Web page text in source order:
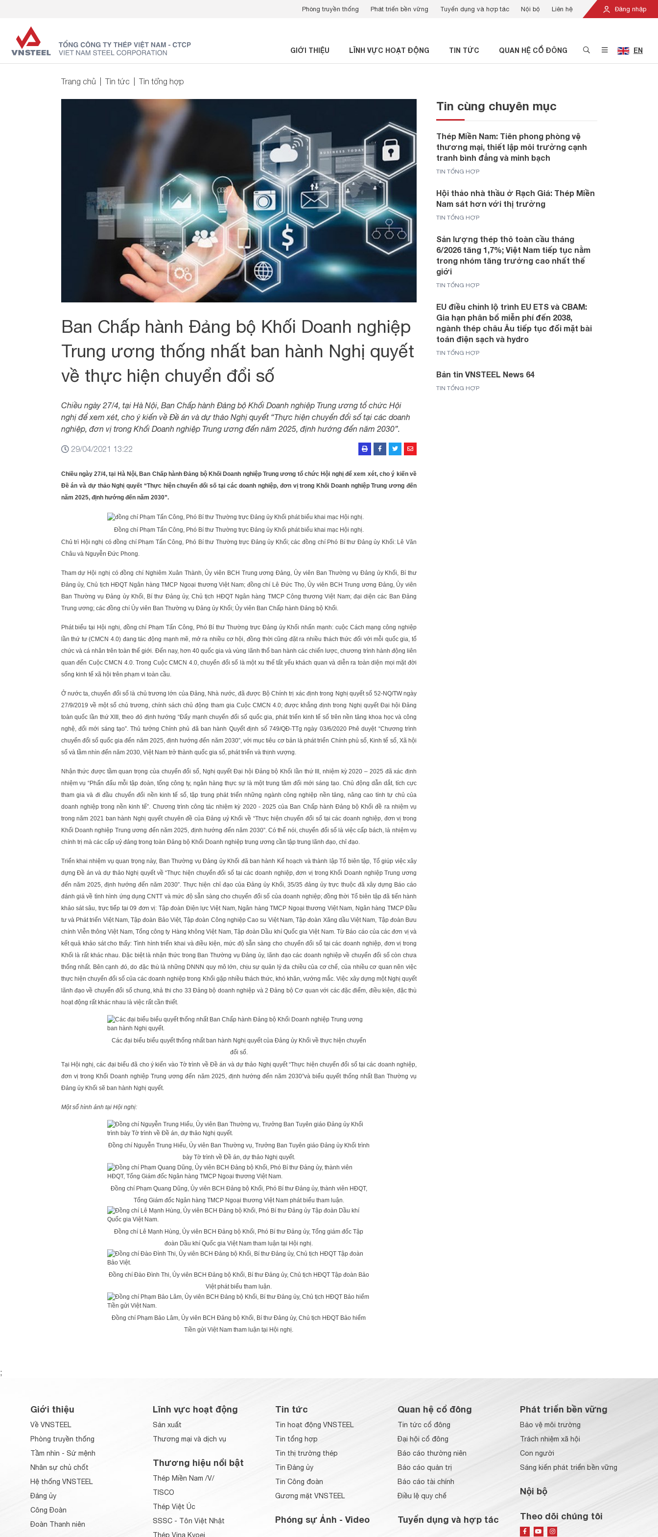
Đăng nhập
Phòng truyền thống Phát triển bền vững Tuyển dụng và hợp tác Nội bộ Liên hệ
GIỚI THIỆU LĨNH VỰC HOẠT ĐỘNG TIN TỨC QUAN HỆ CỔ ĐÔNG EN
Trang chủ Tin tức Tin tổng hợp
Ban Chấp hành Đảng bộ Khối Doanh nghiệp
Trung ương thống nhất ban hành Nghị quyết
về thực hiện chuyển đổi số
Chiều ngày 27/4, tại Hà Nội, Ban Chấp hành Đảng bộ Khối Doanh nghiệp Trung ương tổ chức Hội
nghị để xem xét, cho ý kiến về Đề án và dự thảo Nghị quyết “Thực hiện chuyển đổi số tại các doanh
nghiệp, đơn vị trong Khối Doanh nghiệp Trung ương đến năm 2025, định hướng đến năm 2030”.
29/04/2021 13:22
Chiều ngày 27/4, tại Hà Nội, Ban Chấp hành Đảng bộ Khối Doanh nghiệp Trung ương tổ chức Hội nghị để xem xét, cho ý kiến về
Đề án và dự thảo Nghị quyết “Thực hiện chuyển đổi số tại các doanh nghiệp, đơn vị trong Khối Doanh nghiệp Trung ương đến
năm 2025, định hướng đến năm 2030”.
Đồng chí Phạm Tấn Công, Phó Bí thư Thường trực Đảng ủy Khối phát biểu khai mạc Hội nghị.
Chủ trì Hội nghị có đồng chí Phạm Tấn Công, Phó Bí thư Thường trực Đảng ủy Khối; các đồng chí Phó Bí thư Đảng ủy Khối: Lê Văn
Châu và Nguyễn Đức Phong.
Tham dự Hội nghị có đồng chí Nghiêm Xuân Thành, Ủy viên BCH Trung ương Đảng, Ủy viên Ban Thường vụ Đảng ủy Khối, Bí thư
Đảng ủy, Chủ tịch HĐQT Ngân hàng TMCP Ngoại thương Việt Nam; đồng chí Lê Đức Thọ, Ủy viên BCH Trung ương Đảng, Ủy viên
Ban Thường vụ Đảng ủy Khối, Bí thư Đảng ủy, Chủ tịch HĐQT Ngân hàng TMCP Công thương Việt Nam; đại diện các Ban Đảng
Trung ương; các đồng chí Ủy viên Ban Thường vụ Đảng ủy Khối; Ủy viên Ban Chấp hành Đảng bộ Khối.
Phát biểu tại Hội nghị, đồng chí Phạm Tấn Công, Phó Bí thư Thường trực Đảng ủy Khối nhấn mạnh: cuộc Cách mạng công nghiệp
lần thứ tư (CMCN 4.0) đang tác động mạnh mẽ, mở ra nhiều cơ hội, đồng thời cũng đặt ra nhiều thách thức đối với mỗi quốc gia, tổ
chức và cá nhân trên toàn thế giới. Đến nay, hơn 40 quốc gia và vùng lãnh thổ ban hành các chiến lược, chương trình hành động liên
quan đến Cuộc CMCN 4.0. Trong Cuộc CMCN 4.0, chuyển đổi số là một xu thế tất yếu khách quan và diễn ra toàn diện mọi mặt đời
sống kinh tế xã hội trên phạm vi toàn cầu.
Ở nước ta, chuyển đổi số là chủ trương lớn của Đảng, Nhà nước, đã được Bộ Chính trị xác định trong Nghị quyết số 52-NQ/TW ngày
27/9/2019 về một số chủ trương, chính sách chủ động tham gia Cuộc CMCN 4.0; được khẳng định trong Nghị quyết Đại hội Đảng
toàn quốc lần thứ XIII, theo đó định hướng “Đẩy mạnh chuyển đổi số quốc gia, phát triển kinh tế số trên nền tảng khoa học và công
nghệ, đổi mới sáng tạo”. Thủ tướng Chính phủ đã ban hành Quyết định số 749/QĐ-TTg ngày 03/6/2020 Phê duyệt “Chương trình
chuyển đổi số quốc gia đến năm 2025, định hướng đến năm 2030”, với mục tiêu cơ bản là phát triển Chính phủ số, Kinh tế số, Xã hội
số và tầm nhìn đến năm 2030, Việt Nam trở thành quốc gia số, phát triển và thịnh vượng.
Nhận thức được tầm quan trọng của chuyển đổi số, Nghị quyết Đại hội Đảng bộ Khối lần thứ III, nhiệm kỳ 2020 – 2025 đã xác định
nhiệm vụ “Phấn đấu mỗi tập đoàn, tổng công ty, ngân hàng thực sự là một trung tâm đổi mới sáng tạo. Chủ động dẫn dắt, tích cực
tham gia và đi đầu chuyển đổi nền kinh tế số, tập trung phát triển những ngành công nghiệp nền tảng, nâng cao tính tự chủ của
doanh nghiệp trong nền kinh tế”. Chương trình công tác nhiệm kỳ 2020 - 2025 của Ban Chấp hành Đảng bộ Khối đề ra nhiệm vụ
trong năm 2021 ban hành Nghị quyết chuyên đề của Đảng uỷ Khối về “Thực hiện chuyển đổi số tại các doanh nghiệp, đơn vị trong
Khối Doanh nghiệp Trung ương đến năm 2025, định hướng đến năm 2030”. Có thể nói, chuyển đổi số là việc cấp bách, là nhiệm vụ
chính trị mà các cấp uỷ đảng trong toàn Đảng bộ Khối Doanh nghiệp trung ương cần tập trung lãnh đạo, chỉ đạo.
Triển khai nhiệm vụ quan trọng này, Ban Thường vụ Đảng ủy Khối đã ban hành Kế hoạch và thành lập Tổ biên tập, Tổ giúp việc xây
dựng Đề án và dự thảo Nghị quyết về “Thực hiện chuyển đổi số tại các doanh nghiệp, đơn vị trong Khối Doanh nghiệp Trung ương
đến năm 2025, định hướng đến năm 2030”. Thực hiện chỉ đạo của Đảng ủy Khối, 35/35 đảng ủy trực thuộc đã xây dựng Báo cáo
đánh giá về tình hình ứng dụng CNTT và mức độ sẵn sàng cho chuyển đổi số của doanh nghiệp; đồng thời Tổ biên tập đã tiến hành
khảo sát sâu, trực tiếp tại 09 đơn vị: Tập đoàn Điện lực Việt Nam, Ngân hàng TMCP Ngoại thương Việt Nam, Ngân hàng TMCP Đầu
tư và Phát triển Việt Nam, Tập đoàn Bảo Việt, Tập đoàn Công nghiệp Cao su Việt Nam, Tập đoàn Xăng dầu Việt Nam, Tập đoàn Bưu
chính Viễn thông Việt Nam, Tổng công ty Hàng không Việt Nam, Tập đoàn Dầu khí Quốc gia Việt Nam. Từ Báo cáo của các đơn vị và
kết quả khảo sát cho thấy: Tình hình triển khai và điều kiện, mức độ sẵn sàng cho chuyển đổi số tại các doanh nghiệp, đơn vị trong
Khối là rất khác nhau. Đặc biệt là nhận thức trong Ban Thường vụ Đảng ủy, lãnh đạo các doanh nghiệp về chuyển đổi số còn chưa
thống nhất. Bên cạnh đó, do đặc thù là những DNNN quy mô lớn, chịu sự quản lý đa chiều của cơ chế, của nhiều cơ quan nên việc
thực hiện chuyển đổi số của các doanh nghiệp trong Khối gặp nhiều thách thức, khó khăn, vướng mắc. Việc xây dựng một Nghị quyết
lãnh đạo về chuyển đổi số chung, khả thi cho 33 Đảng bộ doanh nghiệp và 2 Đảng bộ Cơ quan với các đặc điểm, điều kiện, đặc thù
hoạt động rất khác nhau là việc rất cần thiết.
Các đại biểu biểu quyết thống nhất ban hành Nghị quyết của Đảng ủy Khối về thực hiện chuyển
đổi số.
Tại Hội nghị, các đại biểu đã cho ý kiến vào Tờ trình về Đề án và dự thảo Nghị quyết “Thực hiện chuyển đổi số tại các doanh nghiệp,
đơn vị trong Khối Doanh nghiệp Trung ương đến năm 2025, định hướng đến năm 2030”và biểu quyết thống nhất Ban Thường vụ
Đảng ủy Khối sẽ ban hành Nghị quyết.
Một số hình ảnh tại Hội nghị:
Đồng chí Nguyễn Trung Hiếu, Ủy viên Ban Thường vụ, Trưởng Ban Tuyên giáo Đảng ủy Khối trình
bày Tờ trình về Đề án, dự thảo Nghị quyết.
Đồng chí Phạm Quang Dũng, Ủy viên BCH Đảng bộ Khối, Phó Bí thư Đảng ủy, thành viên HĐQT,
Tổng Giám đốc Ngân hàng TMCP Ngoại thương Việt Nam phát biểu tham luận.
Đồng chí Lê Mạnh Hùng, Ủy viên BCH Đảng bộ Khối, Phó Bí thư Đảng ủy, Tổng giám đốc Tập
đoàn Dầu khí Quốc gia Việt Nam tham luận tại Hội nghị.
Đồng chí Đào Đình Thi, Ủy viên BCH Đảng bộ Khối, Bí thư Đảng ủy, Chủ tịch HĐQT Tập đoàn Bảo
Việt phát biểu tham luận.
Đồng chí Phạm Bảo Lâm, Ủy viên BCH Đảng bộ Khối, Bí thư Đảng ủy, Chủ tịch HĐQT Bảo hiểm
Tiền gửi Việt Nam tham luận tại Hội nghị.
Tin cùng chuyên mục
Thép Miền Nam: Tiên phong phòng vệ
thương mại, thiết lập môi trường cạnh
tranh bình đẳng và minh bạch
TIN TỔNG HỢP
Hội thảo nhà thầu ở Rạch Giá: Thép Miền
Nam sát hơn với thị trường
TIN TỔNG HỢP
Sản lượng thép thô toàn cầu tháng
6/2026 tăng 1,7%; Việt Nam tiếp tục nằm
trong nhóm tăng trưởng cao nhất thế
giới
TIN TỔNG HỢP
EU điều chỉnh lộ trình EU ETS và CBAM:
Gia hạn phân bổ miễn phí đến 2038,
ngành thép châu Âu tiếp tục đối mặt bài
toán điện sạch và hydro
TIN TỔNG HỢP
Bản tin VNSTEEL News 64
TIN TỔNG HỢP
;
Giới thiệu
Về VNSTEEL
Phòng truyền thống
Tầm nhìn - Sứ mệnh
Nhân sự chủ chốt
Hệ thống VNSTEEL
Đảng ủy
Công Đoàn
Đoàn Thanh niên
Lĩnh vực hoạt động
Sản xuất
Thương mại và dịch vụ
Thương hiệu nổi bật
Thép Miền Nam /V/
TISCO
Thép Việt Úc
SSSC - Tôn Việt Nhật
Thép Vina Kyoei
Tin tức
Tin hoạt động VNSTEEL
Tin tổng hợp
Tin thị trường thép
Tin Đảng ủy
Tin Công đoàn
Gương mặt VNSTEEL
Phóng sự Ảnh - Video
Quan hệ cổ đông
Tin tức cổ đông
Đại hội cổ đông
Báo cáo thường niên
Báo cáo quản trị
Báo cáo tài chính
Điều lệ quy chế
Tuyển dụng và hợp tác
Phát triển bền vững
Bảo vệ môi trường
Trách nhiệm xã hội
Con người
Sáng kiến phát triển bền vững
Nội bộ
Theo dõi chúng tôi